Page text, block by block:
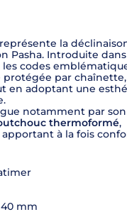
représente la
Pasha. Introduite
les codes
par chaînette,
en adoptant une
notamment par son
thermoformé,
à la fois
mm